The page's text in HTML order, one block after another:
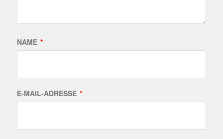
NAME *
E-MAIL-ADRESSE *